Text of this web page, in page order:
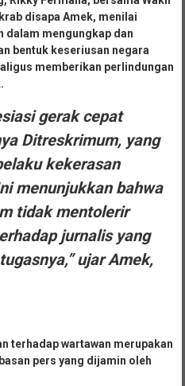
disapa Amek, menilai
dalam mengungkap dan
bentuk keseriusan negara
memberikan perlindungan
gerak cepat
Ditreskrimum, yang
kekerasan
menunjukkan bahwa
tidak mentolerir
jurnalis yang
ujar Amek,
terhadap wartawan merupakan
pers yang dijamin oleh